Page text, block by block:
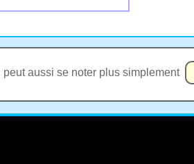
Il peut aussi se noter plus simplement